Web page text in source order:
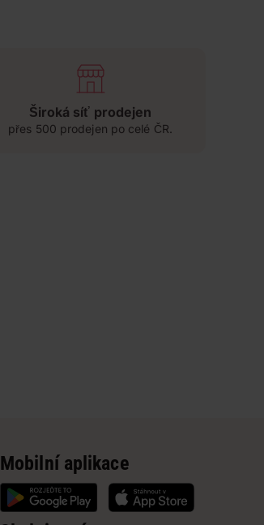
Široká síť prodejen
přes 500 prodejen po celé ČR.
Mobilní aplikace